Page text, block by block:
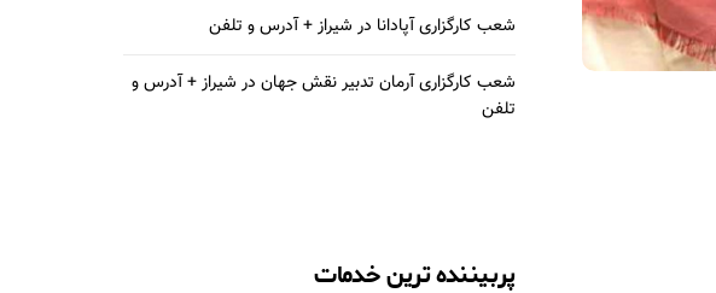
شعب کارگزاری آپادانا در شیراز + آدرس و تلفن
شعب کارگزاری آرمان تدبیر نقش جهان در شیراز + آدرس و
تلفن
پربیننده ترین خدمات